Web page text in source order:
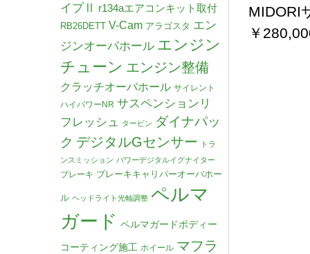
MIDORI
￥
イプⅡ
r134aエアコンキット取付
RB26DETT V-Cam アラゴスタ エン
ジンオーバホール エンジン
チューン エンジン整備
クラッチオーバホール サイレント
ハイパワーNR サスペンションリ
フレッシュ
タービン ダイナパッ
ク デジタルGセンサー
トラ
ンスミッション パワーデジタルイグナイター
ブレーキ ブレーキキャリパーオーバホー
ル ヘッドライト光軸調整 ペルマ
ガード ペルマガードボディー
コーティング施工 ホイール マフラ